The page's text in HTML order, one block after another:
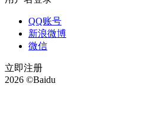
QQ账号
新浪微博
微信
立即注册
2026 ©Baidu